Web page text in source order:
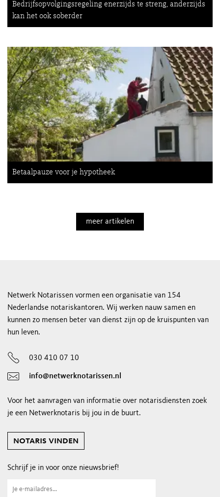
Bedrijfsopvolgingsregeling enerzijds te streng, anderzijds
kan het ook soberder
Betaalpauze voor je hypotheek
meer artikelen
Netwerk Notarissen vormen een organisatie van 154
Nederlandse notariskantoren. Wij werken nauw samen en
kunnen zo mensen beter van dienst zijn op de kruispunten van
hun leven.
030 410 07 10
info@netwerknotarissen.nl
Voor het aanvragen van informatie over notarisdiensten zoek
je een Netwerknotaris bij jou in de buurt.
notaris vinden
Schrijf je in voor onze nieuwsbrief!